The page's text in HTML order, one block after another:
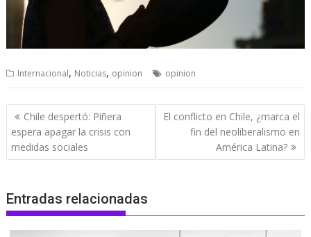
Internacional, Noticias, opinion opinion
Navegación
de
entradas
Chile despertó: Piñera
espera apagar la crisis con
medidas sociales
El conflicto en Chile, ¿marca el
fin del neoliberalismo en
América Latina?
Entradas relacionadas